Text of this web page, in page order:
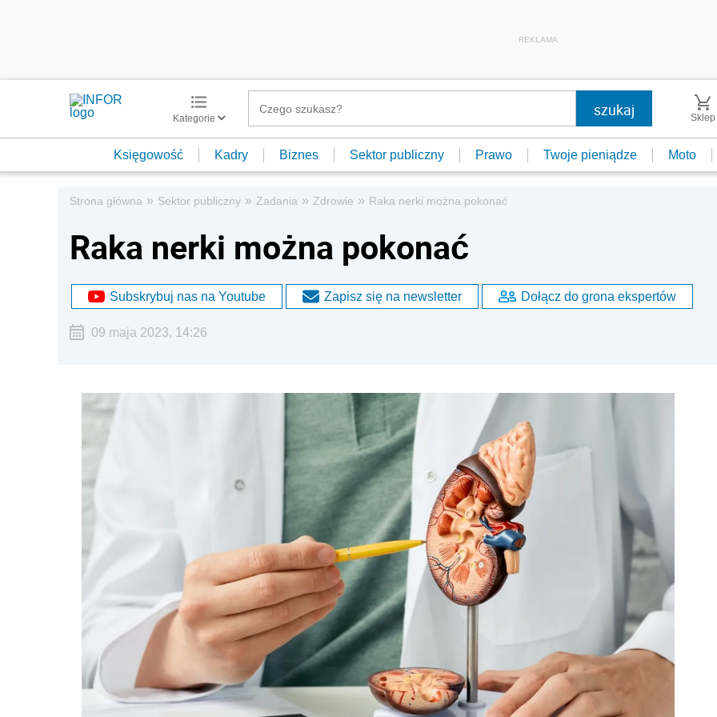
REKLAMA
Kategorie Sklep
Księgowość Kadry Biznes Sektor publiczny Prawo Twoje pieniądze Moto
Strona główna » Sektor publiczny » Zadania » Zdrowie » Raka nerki można pokonać
Raka nerki można pokonać
Subskrybuj nas na Youtube Zapisz się na newsletter Dołącz do grona ekspertów
09 maja 2023, 14:26